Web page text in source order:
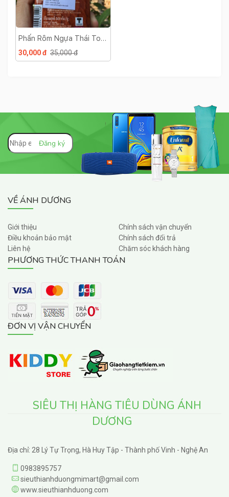
Phấn Rôm Ngựa Thái Top
Country
30,000 đ 35,000 đ
VỀ ÁNH DƯƠNG
Giới thiệu
Điều khoản bảo mật
Liên hệ
Chính sách vận chuyển
Chính sách đổi trả
Chăm sóc khách hàng
PHƯƠNG THỨC THANH TOÁN
ĐƠN VỊ VẬN CHUYỂN
SIÊU THỊ HÀNG TIÊU DÙNG ÁNH
DƯƠNG
Địa chỉ: 28 Lý Tự Trọng, Hà Huy Tập - Thành phố Vinh - Nghệ An
0983895757
sieuthianhduongmimart@gmail.com
www.sieuthianhduong.com